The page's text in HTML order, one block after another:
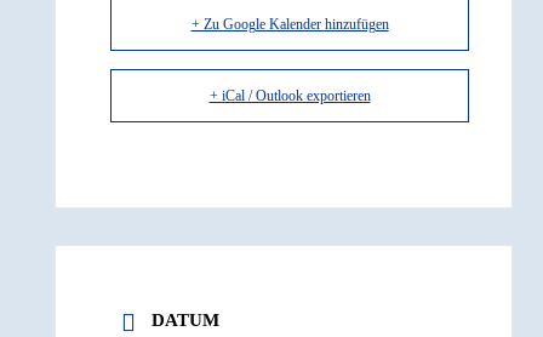
+ Zu Google Kalender hinzufügen
+ iCal / Outlook exportieren
DATUM